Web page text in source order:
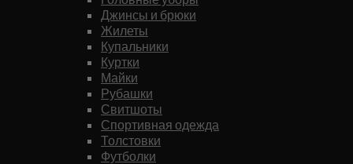
Джинсы и брюки
Жилеты
Купальники
Куртки
Майки
Рубашки
Свитшоты
Спортивная одежда
Толстовки
Футболки